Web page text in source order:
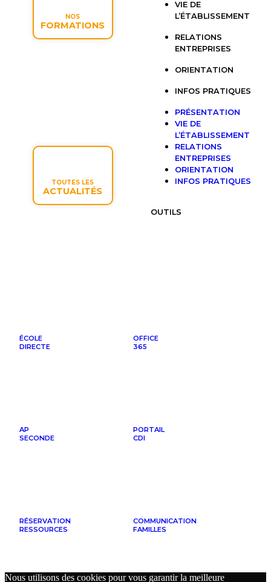
NOS
FORMATIONS
TOUTES LES
ACTUALITÉS
VIE DE
L’ÉTABLISSEMENT
RELATIONS
ENTREPRISES
ORIENTATION
INFOS PRATIQUES
PRÉSENTATION
VIE DE
L’ÉTABLISSEMENT
RELATIONS
ENTREPRISES
ORIENTATION
INFOS PRATIQUES
OUTILS
ÉCOLE
DIRECTE
OFFICE
365
AP
SECONDE
PORTAIL
CDI
RÉSERVATION
RESSOURCES
COMMUNICATION
FAMILLES
Nous utilisons des cookies pour vous garantir la meilleure